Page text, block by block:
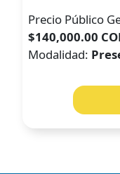
Precio Público
$140,000.00
Modalidad: